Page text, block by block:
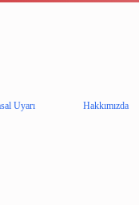
Uyarı Hakkımızda